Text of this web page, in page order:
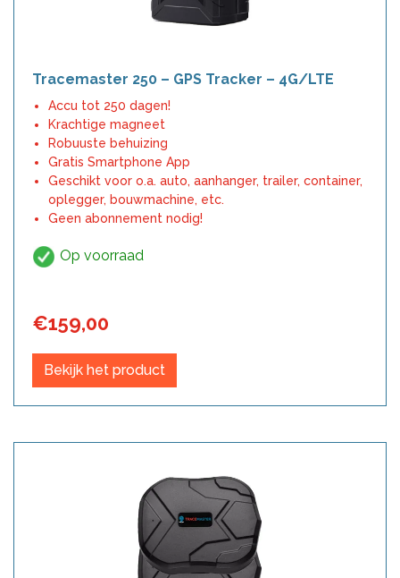
Tracemaster 250 – GPS Tracker – 4G/LTE
Accu tot 250 dagen!
Krachtige magneet
Robuuste behuizing
Gratis Smartphone App
Geschikt voor o.a. auto, aanhanger, trailer, container,
oplegger, bouwmachine, etc.
Geen abonnement nodig!
Op voorraad
€159,00
Bekijk het product